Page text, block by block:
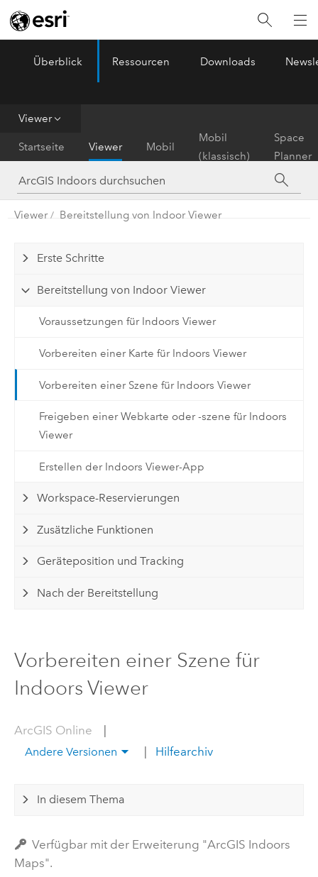
ArcGIS Indoors
Überblick Ressourcen Downloads
Viewer
Startseite Viewer Mobil
Mobil
(klassisch)
Space
Planner
Viewer Bereitstellung von Indoor Viewer
Erste Schritte
Bereitstellung von Indoor Viewer
Voraussetzungen für Indoors Viewer
Vorbereiten einer Karte für Indoors Viewer
Vorbereiten einer Szene für Indoors Viewer
Freigeben einer Webkarte oder -szene für Indoors
Viewer
Erstellen der Indoors Viewer-App
Workspace-Reservierungen
Zusätzliche Funktionen
Geräteposition und Tracking
Nach der Bereitstellung
Vorbereiten einer Szene für
Indoors Viewer
ArcGIS Online |
Andere Versionen | Hilfearchiv
In diesem Thema
Verfügbar mit der Erweiterung "ArcGIS Indoors
Maps".